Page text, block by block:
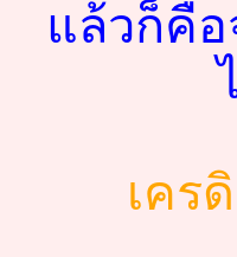
แล้วก็คื
เคร